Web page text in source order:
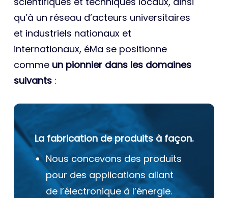
qu’à un réseau d’acteurs universitaires
et industriels nationaux et
internationaux, éMa se positionne
comme un pionnier dans les domaines
suivants :
La fabrication de produits à façon.
Nous concevons des produits
pour des applications allant
de l’électronique à l’énergie.